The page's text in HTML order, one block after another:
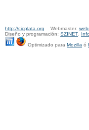
http://cicplata.org Webmaster:
Diseño y programación: SZINET
Optimizado para Mozilla ó